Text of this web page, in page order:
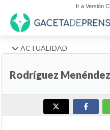
Ir a Versión
ACTUALIDAD
Rodríguez